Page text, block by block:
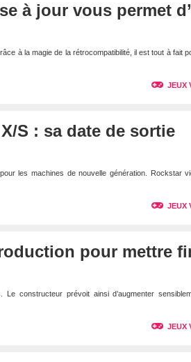
à jour vous permet
à la magie de la rétrocompatibilité, il est tout à fait
JEUX
S : sa date de sortie
les machines de nouvelle génération. Rockstar
JEUX
pour mettre
constructeur prévoit ainsi d’augmenter
JEUX